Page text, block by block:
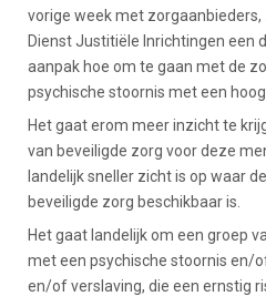
vorige week met
Dienst Justitiële Inrichtingen een
aanpak hoe om te gaan met de
psychische stoornis met een
Het gaat erom meer inzicht te
van beveiligde zorg voor deze
landelijk sneller zicht is op waar
beveiligde zorg beschikbaar is.
Het gaat landelijk om een groep
met een psychische stoornis en/
en/of verslaving, die een ernstig